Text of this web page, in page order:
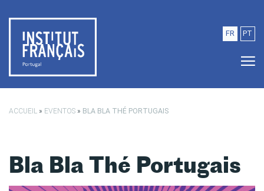
FR PT
ACCUEIL » EVENTOS » BLA BLA THÉ PORTUGAIS
Bla Bla Thé Portugais